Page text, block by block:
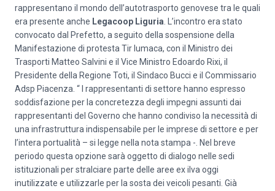
rappresentano il mondo dell’autotrasporto genovese tra le quali
era presente anche Legacoop Liguria . L’incontro era stato
convocato dal Prefetto, a seguito della sospensione della
Manifestazione di protesta Tir lumaca, con il Ministro dei
Trasporti Matteo Salvini e il Vice Ministro Edoardo Rixi, il
Presidente della Regione Toti, il Sindaco Bucci e il Commissario
Adsp Piacenza. “ I rappresentanti di settore hanno espresso
soddisfazione per la concretezza degli impegni assunti dai
rappresentanti del Governo che hanno condiviso la necessità di
una infrastruttura indispensabile per le imprese di settore e per
l’intera portualità – si legge nella nota stampa -. Nel breve
periodo questa opzione sarà oggetto di dialogo nelle sedi
istituzionali per stralciare parte delle aree ex ilva oggi
inutilizzate e utilizzarle per la sosta dei veicoli pesanti. Già